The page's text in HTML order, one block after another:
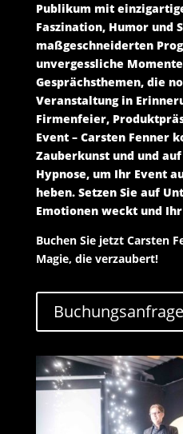
Publikum mit
Faszination, Humor und
maßgeschneiderten
unvergessliche
Gesprächsthemen, die
Veranstaltung in
Firmenfeier,
Event – Carsten Fenner
Zauberkunst und und
Hypnose, um Ihr Event
heben. Setzen Sie auf
Emotionen weckt und
Buchen Sie jetzt Carsten
Magie, die verzaubert!
Buchungsanfrage